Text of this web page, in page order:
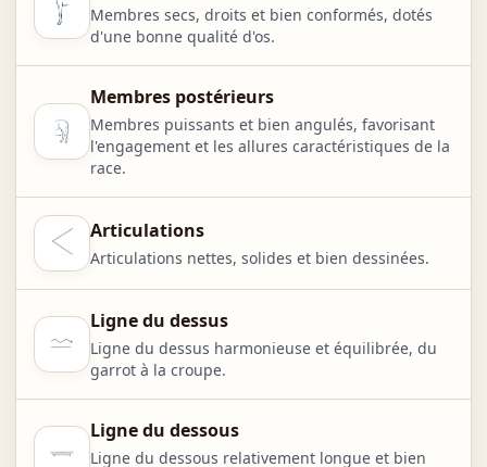
Membres secs, droits et bien conformés, dotés
d'une bonne qualité d'os.
Membres postérieurs
Membres puissants et bien angulés, favorisant
l'engagement et les allures caractéristiques de la
race.
Articulations
Articulations nettes, solides et bien dessinées.
Ligne du dessus
Ligne du dessus harmonieuse et équilibrée, du
garrot à la croupe.
Ligne du dessous
Ligne du dessous relativement longue et bien